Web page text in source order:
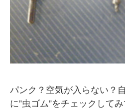
盗難保証
SpotMateログイン
オリジナル自転車
パンク？空気が入らない？
に”虫ゴム”をチェックしてみ